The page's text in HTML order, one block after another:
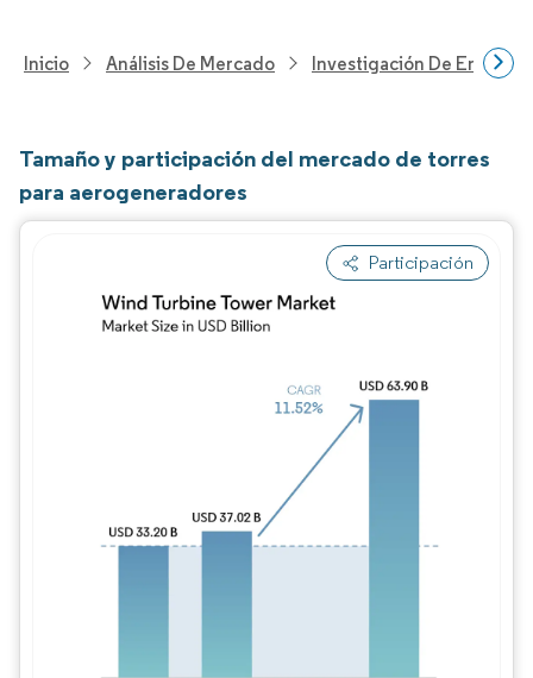
Inicio Análisis De Mercado Investigación De Energía
Tamaño y participación del mercado de torres
para aerogeneradores
Participación
Imagen © Mordor Intelligence. El uso